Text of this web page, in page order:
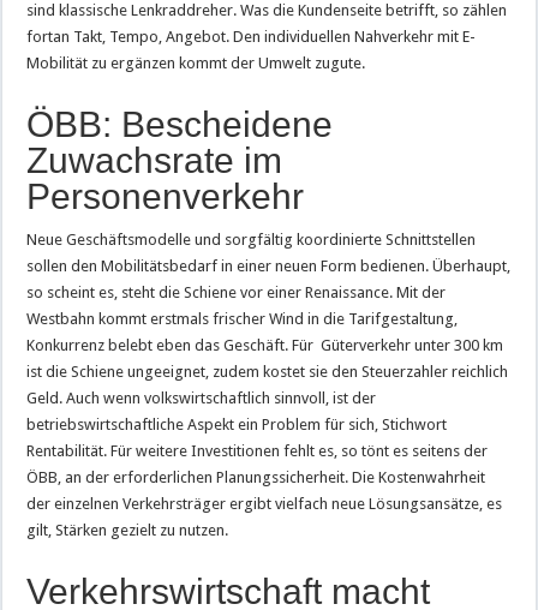
sind klassische Lenkraddreher. Was die Kundenseite betrifft, so zählen
fortan Takt, Tempo, Angebot. Den individuellen Nahverkehr mit E-
Mobilität zu ergänzen kommt der Umwelt zugute.
ÖBB: Bescheidene
Zuwachsrate im
Personenverkehr
Neue Geschäftsmodelle und sorgfältig koordinierte Schnittstellen
sollen den Mobilitätsbedarf in einer neuen Form bedienen. Überhaupt,
so scheint es, steht die Schiene vor einer Renaissance. Mit der
Westbahn kommt erstmals frischer Wind in die Tarifgestaltung,
Konkurrenz belebt eben das Geschäft. Für Güterverkehr unter 300 km
ist die Schiene ungeeignet, zudem kostet sie den Steuerzahler reichlich
Geld. Auch wenn volkswirtschaftlich sinnvoll, ist der
betriebswirtschaftliche Aspekt ein Problem für sich, Stichwort
Rentabilität. Für weitere Investitionen fehlt es, so tönt es seitens der
ÖBB, an der erforderlichen Planungssicherheit. Die Kostenwahrheit
der einzelnen Verkehrsträger ergibt vielfach neue Lösungsansätze, es
gilt, Stärken gezielt zu nutzen.
Verkehrswirtschaft macht